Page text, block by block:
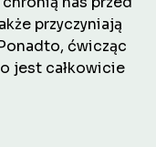
przyczyniają
ćwicząc
jest całkowicie